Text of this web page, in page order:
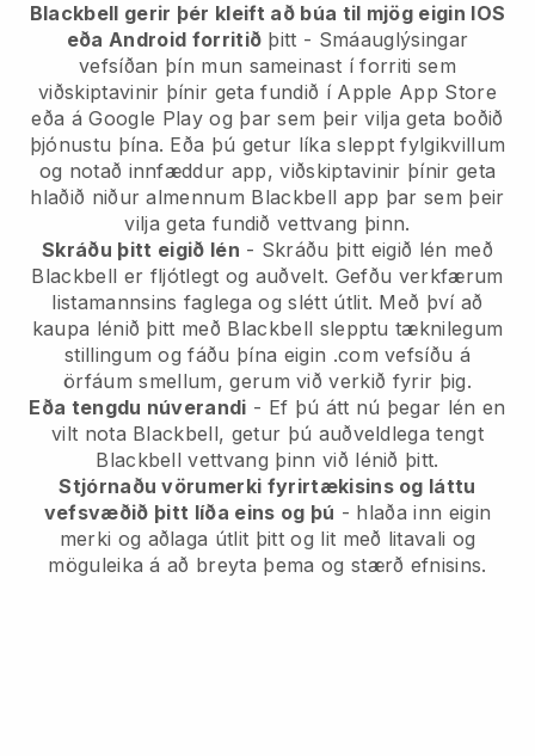
Blackbell gerir þér kleift að búa til mjög eigin IOS
eða Android forritið þitt - Smáauglýsingar
vefsíðan þín mun sameinast í forriti sem
viðskiptavinir þínir geta fundið í Apple App Store
eða á Google Play og þar sem þeir vilja geta boðið
þjónustu þína. Eða þú getur líka sleppt fylgikvillum
og notað innfæddur app, viðskiptavinir þínir geta
hlaðið niður almennum Blackbell app þar sem þeir
vilja geta fundið vettvang þinn.
Skráðu þitt eigið lén - Skráðu þitt eigið lén með
Blackbell er fljótlegt og auðvelt. Gefðu verkfærum
listamannsins faglega og slétt útlit. Með því að
kaupa lénið þitt með Blackbell slepptu tæknilegum
stillingum og fáðu þína eigin .com vefsíðu á
örfáum smellum, gerum við verkið fyrir þig.
Eða tengdu núverandi - Ef þú átt nú þegar lén en
vilt nota Blackbell, getur þú auðveldlega tengt
Blackbell vettvang þinn við lénið þitt.
Stjórnaðu vörumerki fyrirtækisins og láttu
vefsvæðið þitt líða eins og þú - hlaða inn eigin
merki og aðlaga útlit þitt og lit með litavali og
möguleika á að breyta þema og stærð efnisins.